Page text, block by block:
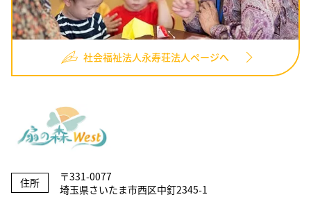
社会福祉法人永寿荘法人ページへ
住所
〒331-0077
埼玉県さいたま市西区中釘2345-1